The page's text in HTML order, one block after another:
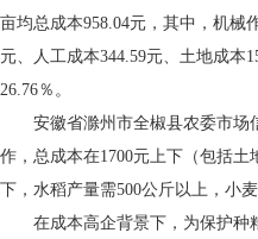
亩均总成本958.04元，其中，机械
元、人工成本344.59元、土地成本
26.76％。
安徽省滁州市全椒县农委市场
作，总成本在1700元上下（包括
下，水稻产量需500公斤以上，小
在成本高企背景下，为保护种